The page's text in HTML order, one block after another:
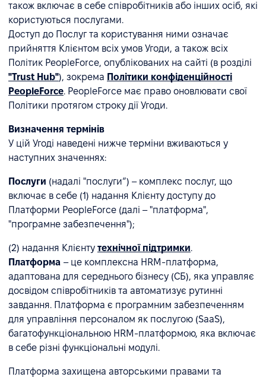
також включає в себе співробітників або інших осіб, які
користуються послугами.
Доступ до Послуг та користування ними означає
прийняття Клієнтом всіх умов Угоди, а також всіх
Політик PeopleForce, опублікованих на сайті (в розділі
"Trust Hub"), зокрема Політики конфіденційності
PeopleForce. PeopleForce має право оновлювати свої
Політики протягом строку дії Угоди.
Визначення термінів
У цій Угоді наведені нижче терміни вживаються у
наступних значеннях:
Послуги (надалі "послуги”) – комплекс послуг, що
включає в себе (1) надання Клієнту доступу до
Платформи PeopleForce (далі – "платформа",
"програмне забезпечення");
(2) надання Клієнту технічної підтримки.
Платформа – це комплексна HRM-платформа,
адаптована для середнього бізнесу (СБ), яка управляє
досвідом співробітників та автоматизує рутинні
завдання. Платформа є програмним забезпеченням
для управління персоналом як послугою (SaaS),
багатофункціональною HRM-платформою, яка включає
в себе різні функціональні модулі.
Платформа захищена авторськими правами та